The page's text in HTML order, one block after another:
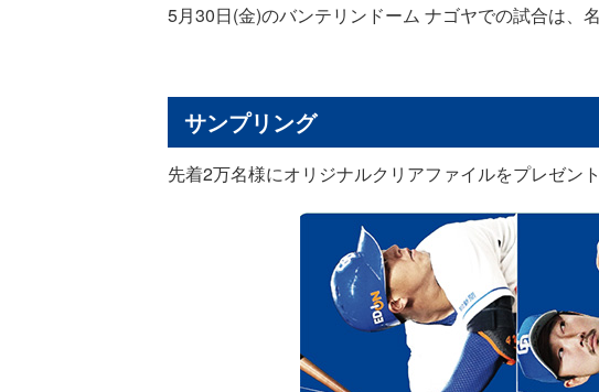
5月30日(金)のバンテリンドーム ナゴヤでの試合は、
サンプリング
先着2万名様にオリジナルクリアファイルをプレゼント